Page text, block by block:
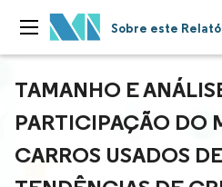
Sobre este
TAMANHO E
PARTICIPAÇÃO DO
CARROS USADOS